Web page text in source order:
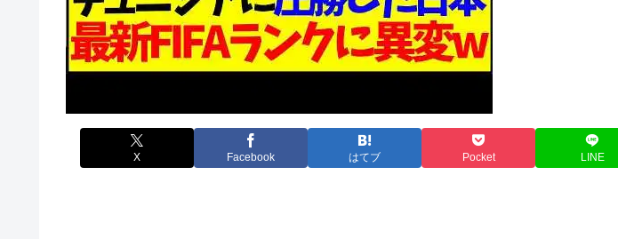
X Facebook はてブ Pocket LINE